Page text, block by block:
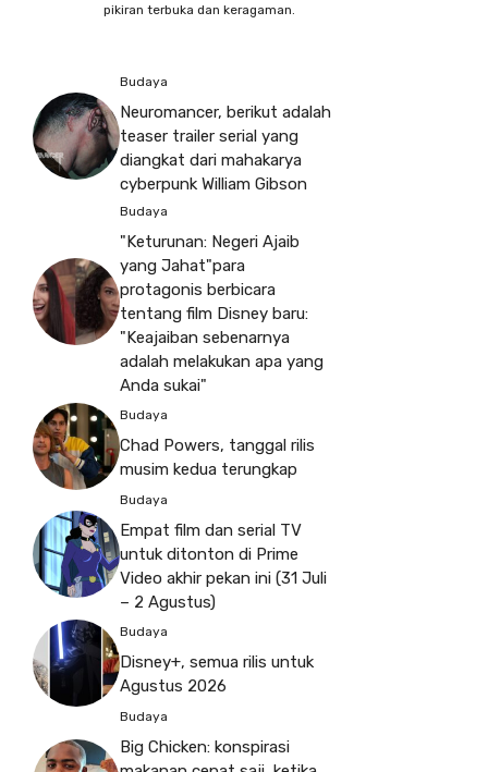
pikiran terbuka dan keragaman.
Budaya
Neuromancer, berikut adalah
teaser trailer serial yang
diangkat dari mahakarya
cyberpunk William Gibson
Budaya
"Keturunan: Negeri Ajaib
yang Jahat"para
protagonis berbicara
tentang film Disney baru:
"Keajaiban sebenarnya
adalah melakukan apa yang
Anda sukai"
Budaya
Chad Powers, tanggal rilis
musim kedua terungkap
Budaya
Empat film dan serial TV
untuk ditonton di Prime
Video akhir pekan ini (31 Juli
– 2 Agustus)
Budaya
Disney+, semua rilis untuk
Agustus 2026
Budaya
Big Chicken: konspirasi